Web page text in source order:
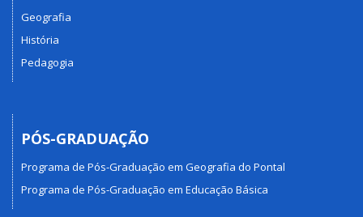
Geografia
História
Pedagogia
PÓS-GRADUAÇÃO
Programa de Pós-Graduação em Geografia do Pontal
Programa de Pós-Graduação em Educação Básica